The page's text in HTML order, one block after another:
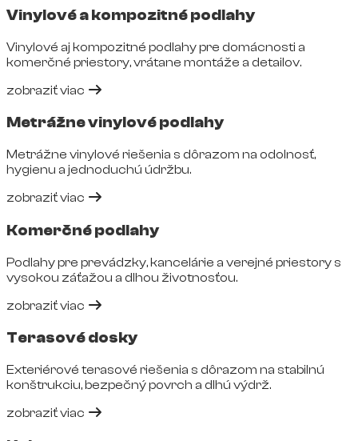
Vinylové a kompozitné podlahy
Vinylové aj kompozitné podlahy pre domácnosti a
komerčné priestory, vrátane montáže a detailov.
zobraziť viac
Metrážne vinylové podlahy
Metrážne vinylové riešenia s dôrazom na odolnosť,
hygienu a jednoduchú údržbu.
zobraziť viac
Komerčné podlahy
Podlahy pre prevádzky, kancelárie a verejné priestory s
vysokou záťažou a dlhou životnosťou.
zobraziť viac
Terasové dosky
Exteriérové terasové riešenia s dôrazom na stabilnú
konštrukciu, bezpečný povrch a dlhú výdrž.
zobraziť viac